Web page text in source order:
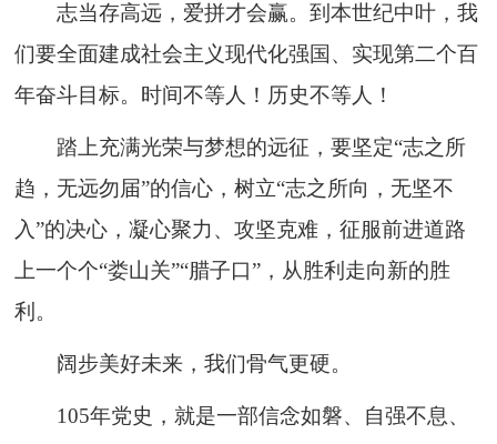
志当存高远，爱拼才会赢。到本世纪中叶，我
们要全面建成社会主义现代化强国、实现第二个百
年奋斗目标。时间不等人！历史不等人！
踏上充满光荣与梦想的远征，要坚定“志之所
趋，无远勿届”的信心，树立“志之所向，无坚不
入”的决心，凝心聚力、攻坚克难，征服前进道路
上一个个“娄山关”“腊子口”，从胜利走向新的胜
利。
阔步美好未来，我们骨气更硬。
105年党史，就是一部信念如磐、自强不息、